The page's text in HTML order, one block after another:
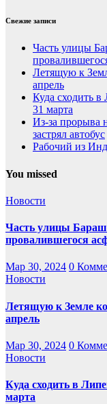
Свежие записи
Часть улицы
Летящую к
апрель
Куда сходить
31 марта
Из-за прорыва
застрял автобус
Рабочий из
You missed
Новости
Часть улицы
провалившегося
Мар 30, 2024 0
Новости
Летящую к Земле
апрель
Мар 30, 2024 0
Новости
Куда сходить в
марта